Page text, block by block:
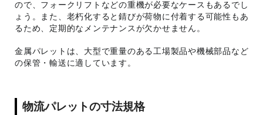
ので、フォークリフトなどの重機が必要なケースもあるでし
ょう。また、老朽化すると錆びが荷物に付着する可能性もあ
るため、定期的なメンテナンスが欠かせません。
金属パレットは、大型で重量のある工場製品や機械部品など
の保管・輸送に適しています。
物流パレットの寸法規格